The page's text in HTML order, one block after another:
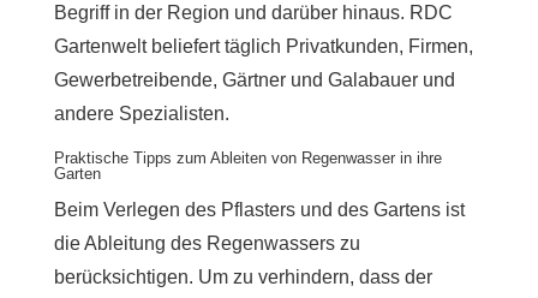
Begriff in der Region und darüber hinaus. RDC
Gartenwelt beliefert täglich Privatkunden, Firmen,
Gewerbetreibende, Gärtner und Galabauer und
andere Spezialisten.
Praktische Tipps zum Ableiten von Regenwasser in ihre
Garten
Beim Verlegen des Pflasters und des Gartens ist
die Ableitung des Regenwassers zu
berücksichtigen. Um zu verhindern, dass der